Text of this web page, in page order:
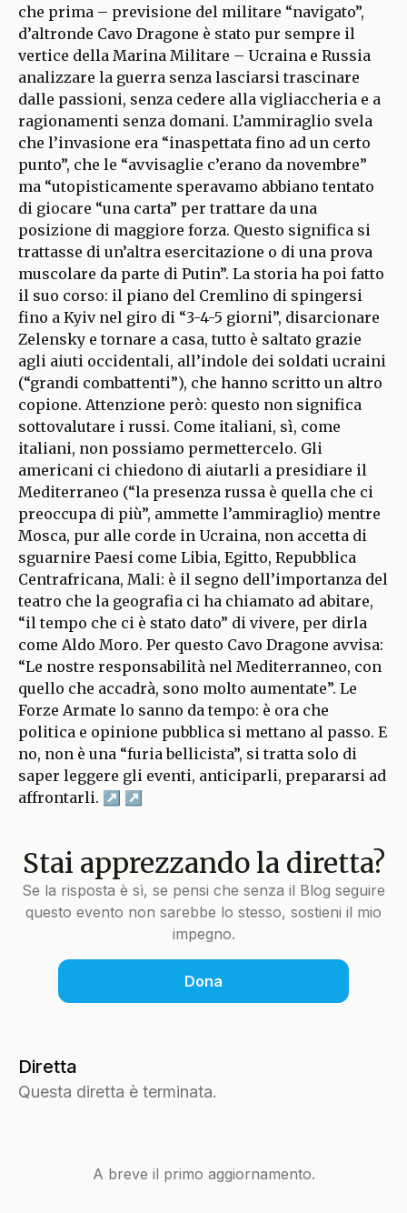
che prima – previsione del militare “navigato”,
d’altronde Cavo Dragone è stato pur sempre il
vertice della Marina Militare – Ucraina e Russia
analizzare la guerra senza lasciarsi trascinare
dalle passioni, senza cedere alla vigliaccheria e a
ragionamenti senza domani. L’ammiraglio svela
che l’invasione era “inaspettata fino ad un certo
punto”, che le “avvisaglie c’erano da novembre”
ma “utopisticamente speravamo abbiano tentato
di giocare “una carta” per trattare da una
posizione di maggiore forza. Questo significa si
trattasse di un’altra esercitazione o di una prova
muscolare da parte di Putin”. La storia ha poi fatto
il suo corso: il piano del Cremlino di spingersi
fino a Kyiv nel giro di “3-4-5 giorni”, disarcionare
Zelensky e tornare a casa, tutto è saltato grazie
agli aiuti occidentali, all’indole dei soldati ucraini
(“grandi combattenti”), che hanno scritto un altro
copione. Attenzione però: questo non significa
sottovalutare i russi. Come italiani, sì, come
italiani, non possiamo permettercelo. Gli
americani ci chiedono di aiutarli a presidiare il
Mediterraneo (“la presenza russa è quella che ci
preoccupa di più”, ammette l’ammiraglio) mentre
Mosca, pur alle corde in Ucraina, non accetta di
sguarnire Paesi come Libia, Egitto, Repubblica
Centrafricana, Mali: è il segno dell’importanza del
teatro che la geografia ci ha chiamato ad abitare,
“il tempo che ci è stato dato” di vivere, per dirla
come Aldo Moro. Per questo Cavo Dragone avvisa:
“Le nostre responsabilità nel Mediterranneo, con
quello che accadrà, sono molto aumentate”. Le
Forze Armate lo sanno da tempo: è ora che
politica e opinione pubblica si mettano al passo. E
no, non è una “furia bellicista”, si tratta solo di
saper leggere gli eventi, anticiparli, prepararsi ad
affrontarli.
Stai apprezzando la diretta?
Se la risposta è sì, se pensi che senza il Blog seguire
questo evento non sarebbe lo stesso, sostieni il mio
impegno.
Dona
Diretta
Questa diretta è terminata.
A breve il primo aggiornamento.